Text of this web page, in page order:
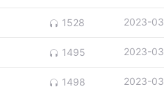
1528 2023-03
1495 2023-03
1498 2023-03